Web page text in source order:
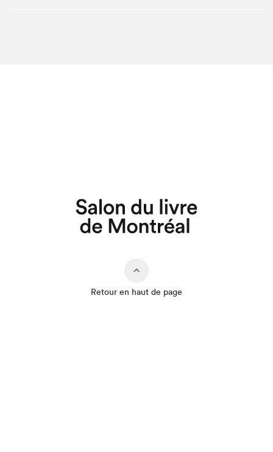
Retour en haut de page